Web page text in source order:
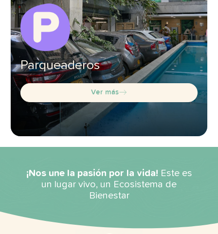
Parqueaderos
Ver más
¡Nos une la pasión por la vida! Este es
un lugar vivo, un Ecosistema de
Bienestar